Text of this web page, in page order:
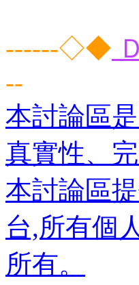
------◇◆
--
本討論區
真實性、
本討論區
台,所有個
所有。